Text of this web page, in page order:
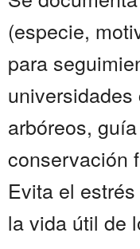
(especie,
para
arbóreos,
conservación
Evita el
la vida útil de